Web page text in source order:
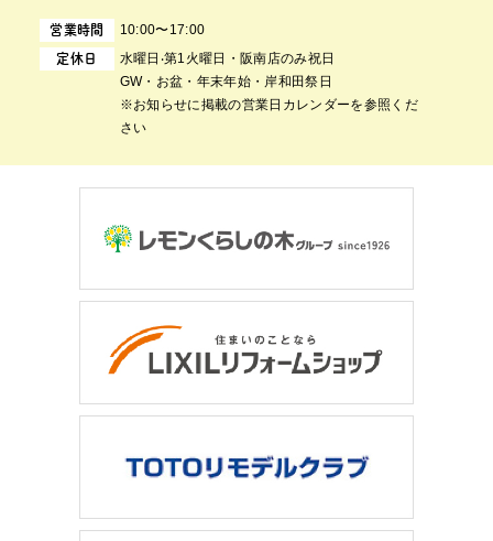
営業時間 10:00〜17:00
定休日
⽔曜⽇‧第1⽕曜⽇・阪南店のみ祝日
GW・お盆・年末年始・岸和田祭日
※お知らせに掲載の営業日カレンダーを参照くだ
さい